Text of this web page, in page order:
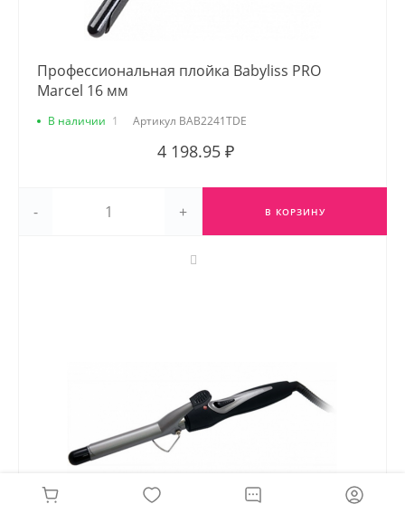
Профессиональная плойка Babyliss PRO
Marcel 16 мм
В наличии 1 Артикул BAB2241TDE
4 198.95 ₽
- + В КОРЗИНУ